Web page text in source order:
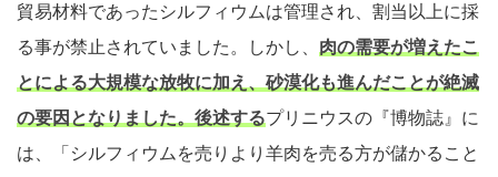
貿易材料であったシルフィウムは管理され、割当以上に採
る事が禁止されていました。しかし、 肉の需要が増えたこ
とによる大規模な放牧に加え、砂漠化も進んだことが絶滅
の要因となりました。後述するプリニウスの『博物誌』に
は、「シルフィウムを売りより羊肉を売る方が儲かること